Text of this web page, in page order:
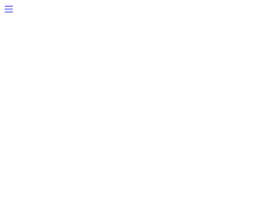
Zum